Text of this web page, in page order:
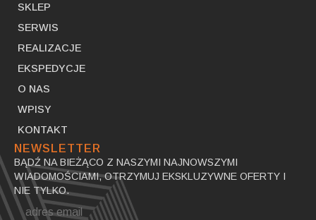
SKLEP
SERWIS
REALIZACJE
EKSPEDYCJE
O NAS
WPISY
KONTAKT
NEWSLETTER
BĄDŹ NA BIEŻĄCO Z NASZYMI NAJNOWSZYMI
WIADOMOŚCIAMI, OTRZYMUJ EKSKLUZYWNE OFERTY I
NIE TYLKO.
Email
*